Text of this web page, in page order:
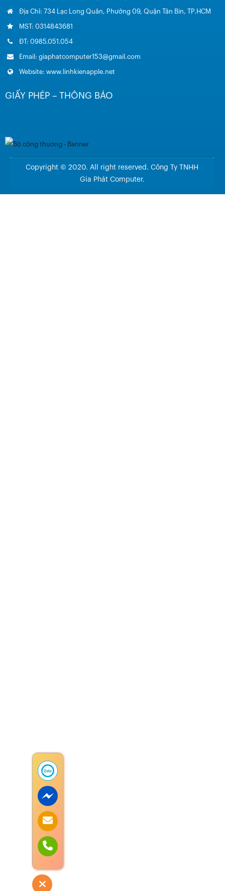
Địa Chỉ: 734 Lạc Long Quân, Phường 09, Quận Tân Bin, TP.HCM
MST: 0314843681
ĐT: 0985.051.054
Email: giaphatcomputer153@gmail.com
Website: www.linhkienapple.net
GIẤY PHÉP – THÔNG BÁO
Copyright © 2020. All right reserved. Công Ty TNHH
Gia Phát Computer.